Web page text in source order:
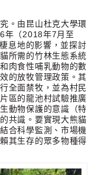
。由昆山杜克大學環
年（2018年7月至
息地的影響，並探討
所需的竹林生態系統
肉食性哺乳動物的數
的放牧管理政策。其
全面禁牧，並為村民
區的龍池村試驗推廣
動物保護的意識（特
共識。要實現大熊貓
合科學監測、市場機
其生存的眾多物種得